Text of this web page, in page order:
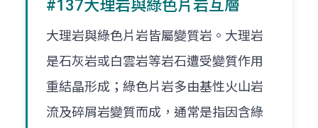
#137大理岩與綠色片岩互層
大理岩與綠色片岩皆屬變質岩。大理岩
是石灰岩或白雲岩等岩石遭受變質作用
重結晶形成；綠色片岩多由基性火山岩
流及碎屑岩變質而成，通常是指因含綠